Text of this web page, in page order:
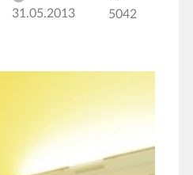
31.05.2013 5042